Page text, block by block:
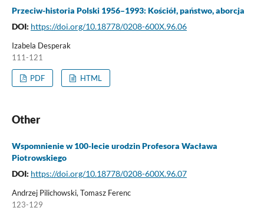
Przeciw-historia Polski 1956–1993: Kościół, państwo, aborcja
DOI: https://doi.org/10.18778/0208-600X.96.06
Izabela Desperak
111-121
PDF HTML
Other
Wspomnienie w 100-lecie urodzin Profesora Wacława
Piotrowskiego
DOI: https://doi.org/10.18778/0208-600X.96.07
Andrzej Pilichowski, Tomasz Ferenc
123-129